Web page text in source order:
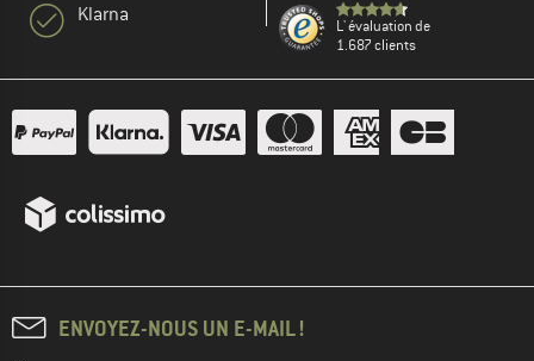
Klarna
L' évaluation de
1.687 clients
ENVOYEZ-NOUS UN E-MAIL !